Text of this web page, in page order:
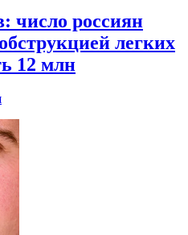
число россиян
легких
12 млн